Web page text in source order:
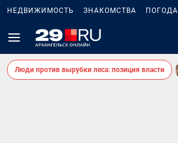
НЕДВИЖИМОСТЬ ЗНАКОМСТВА ПОГОДА
Люди против вырубки леса: позиция власти